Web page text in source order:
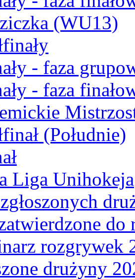
(WU13)
- faza
- faza
(Południe)
Liga Unihokeja
do
rozgrywek
drużyny